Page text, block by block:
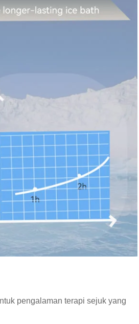
pengalaman terapi sejuk yang